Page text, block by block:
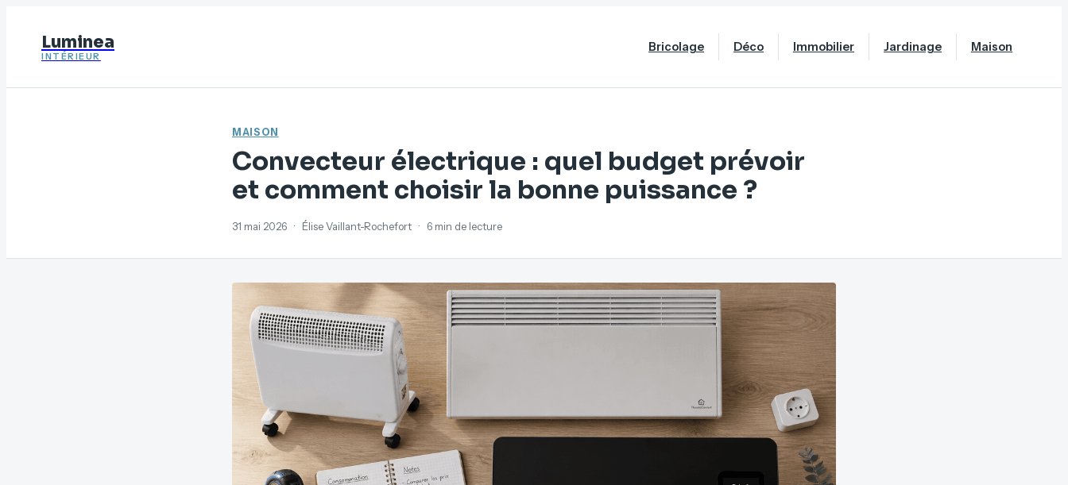
Luminea
INTÉRIEUR
Bricolage Déco Immobilier Jardinage Maison
MAISON
Convecteur électrique : quel budget prévoir
et comment choisir la bonne puissance ?
31 mai 2026 · Élise Vaillant-Rochefort · 6 min de lecture